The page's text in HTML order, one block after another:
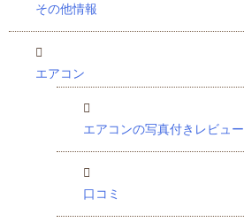
その他情報
エアコン
エアコンの写真付きレビュー
口コミ